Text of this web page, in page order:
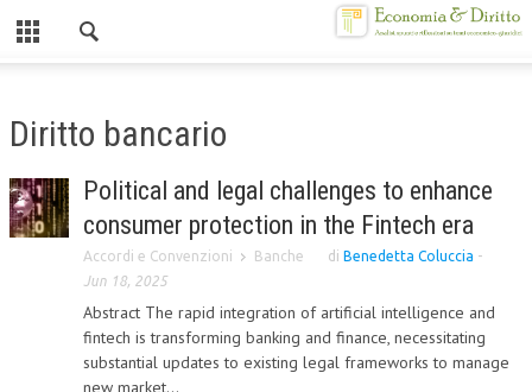
CHI SIAMO
MISSION
ATTO COSTITUTIVO E STATUTO
Diritto bancario
Political and legal challenges to enhance
consumer protection in the Fintech era
Accordi e Convenzioni Banche di Benedetta Coluccia -
Jun 18, 2025
Abstract The rapid integration of artificial intelligence and
fintech is transforming banking and finance, necessitating
substantial updates to existing legal frameworks to manage
new market...